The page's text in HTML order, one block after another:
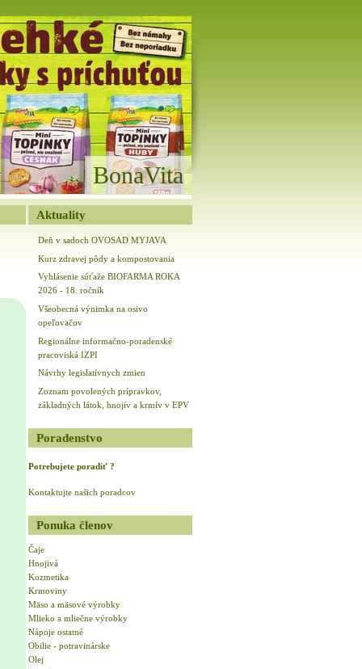
BonaVita
Aktuality
Deň v sadoch OVOSAD MYJAVA
Kurz zdravej pôdy a kompostovania
Vyhlásenie súťaže BIOFARMA ROKA
2026 - 18. ročník
Všeobecná výnimka na osivo
opeľovačov
Regionálne informačno-poradenské
pracoviská IZPI
Návrhy legislatívnych zmien
Zoznam povolených prípravkov,
základných látok, hnojív a krmív v EPV
Poradenstvo
Potrebujete poradiť ?
Kontaktujte našich poradcov
Ponuka členov
Čaje
Hnojivá
Kozmetika
Krmoviny
Mäso a mäsové výrobky
Mlieko a mliečne výrobky
Nápoje ostatné
Obilie - potravinárske
Olej